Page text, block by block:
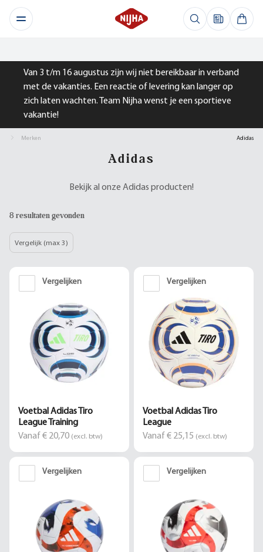
Van 3 t/m 16 augustus zijn wij niet bereikbaar in verband
met de vakanties. Een reactie of levering kan langer op
zich laten wachten. Team Nijha wenst je een sportieve
vakantie!
Merken Adidas
Adidas
Bekijk al onze Adidas producten!
8 resultaten gevonden
Vergelijk (max 3)
Vergelijken
Voetbal Adidas Tiro
League Training
Vanaf € 20,70 (excl. btw)
Vergelijken
Voetbal Adidas Tiro
League
Vanaf € 25,15 (excl. btw)
Vergelijken Vergelijken